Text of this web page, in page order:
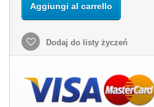
Aggiungi al carrello
Dodaj do listy życzeń